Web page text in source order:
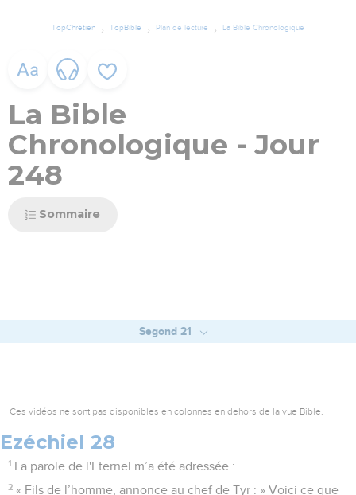
TopChrétien TopBible Plan de lecture La Bible Chronologique
La Bible
Chronologique - Jour
248
Sommaire
Segond 21
Ces vidéos ne sont pas disponibles en colonnes en dehors de la vue Bible.
Ezéchiel 28
1 La parole de l'Eternel m’a été adressée :
2 « Fils de l’homme, annonce au chef de Tyr : » Voici ce que